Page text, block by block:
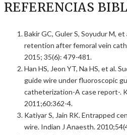
REFERENCIAS
Bakir GC, Guler S, Soyudur M,
retention after femoral vein
2015; 35(6): 479-481.
Han HS, Jeon YT, Na HS, et al.
guide wire under fluoroscopic
catheterization-A case report-.
2011;60:362-4.
Katiyar S, Jain RK. Entrapped
wire. Indian J Anaesth.